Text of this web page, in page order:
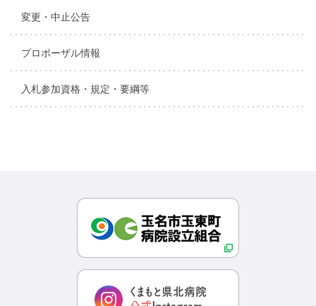
変更・中止公告
プロポーザル情報
入札参加資格・規定・要綱等